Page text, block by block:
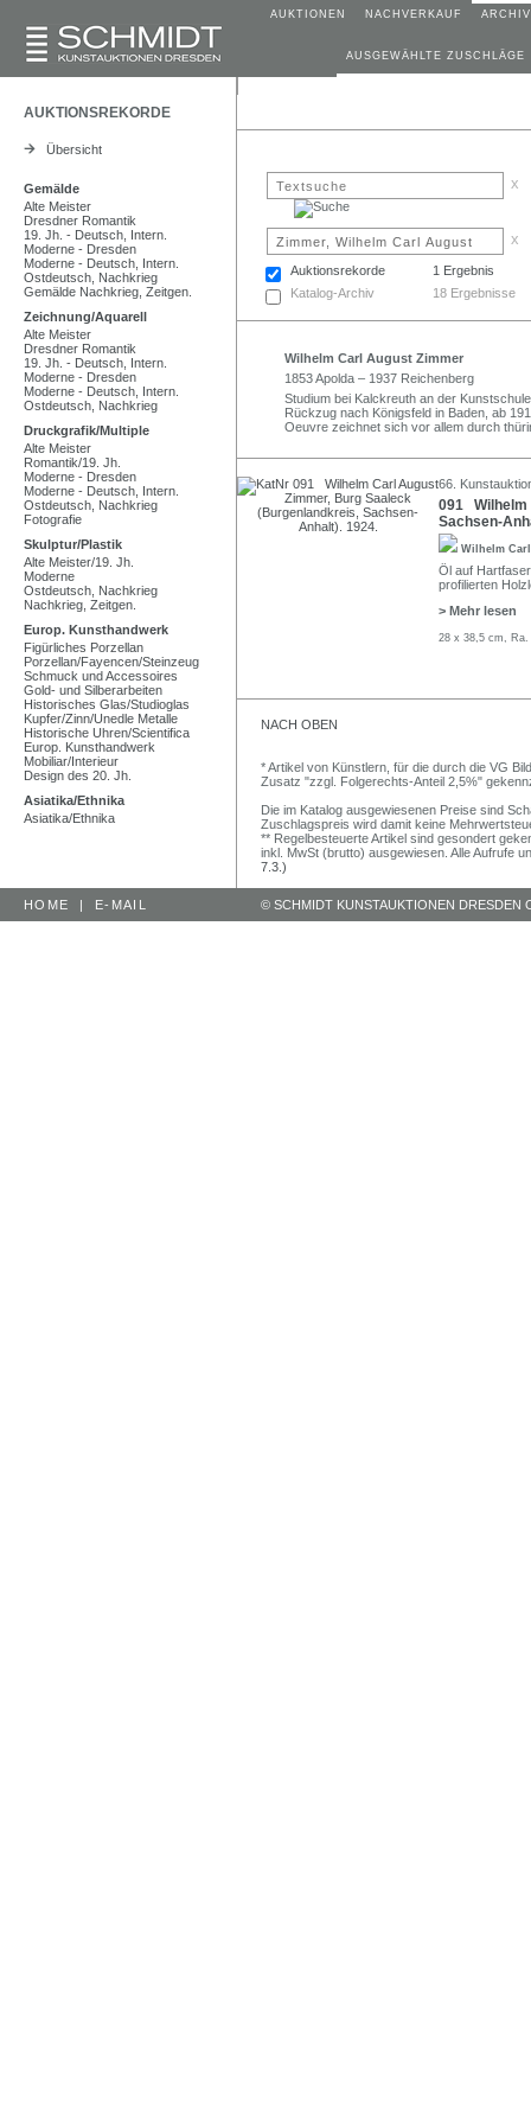
AUKTIONEN NACHVERKAUF ARCHIV
AUSGEWÄHLTE ZUSCHLÄGE
AUKTIONSREKORDE
Übersicht
Gemälde
Alte Meister
Dresdner Romantik
19. Jh. - Deutsch, Intern.
Moderne - Dresden
Moderne - Deutsch, Intern.
Ostdeutsch, Nachkrieg
Gemälde Nachkrieg, Zeitgen.
Zeichnung/Aquarell
Alte Meister
Dresdner Romantik
19. Jh. - Deutsch, Intern.
Moderne - Dresden
Moderne - Deutsch, Intern.
Ostdeutsch, Nachkrieg
Druckgrafik/Multiple
Alte Meister
Romantik/19. Jh.
Moderne - Dresden
Moderne - Deutsch, Intern.
Ostdeutsch, Nachkrieg
Fotografie
Skulptur/Plastik
Alte Meister/19. Jh.
Moderne
Ostdeutsch, Nachkrieg
Nachkrieg, Zeitgen.
Europ. Kunsthandwerk
Figürliches Porzellan
Porzellan/Fayencen/Steinzeug
Schmuck und Accessoires
Gold- und Silberarbeiten
Historisches Glas/Studioglas
Kupfer/Zinn/Unedle Metalle
Historische Uhren/Scientifica
Europ. Kunsthandwerk
Mobiliar/Interieur
Design des 20. Jh.
Asiatika/Ethnika
Asiatika/Ethnika
x
x
Auktionsrekorde
1 Ergebnis
Katalog-Archiv
18 Ergebnisse
Wilhelm Carl August Zimmer
1853 Apolda – 1937 Reichenberg
Studium bei Kalckreuth an der
Rückzug nach Königsfeld in Baden, ab
Oeuvre zeichnet sich vor allem durch
66.
091 Wilhelm
Sachsen-
Wilhelm
Öl auf
profilierten
> Mehr lesen
28 x 38,5 cm,
NACH OBEN
* Artikel von Künstlern, für die durch die VG
Zusatz "zzgl. Folgerechts-Anteil 2,5%"
Die im Katalog ausgewiesenen Preise sind
Zuschlagspreis wird damit keine
** Regelbesteuerte Artikel sind gesondert
inkl. MwSt (brutto) ausgewiesen. Alle Aufrufe
7.3.)
HOME | E-MAIL © SCHMIDT KUNSTAUKTIONEN DRESDEN